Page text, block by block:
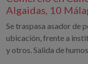
Algaidas, 10
Se traspasa asador de
ubicación, frente a
y otros. Salida de